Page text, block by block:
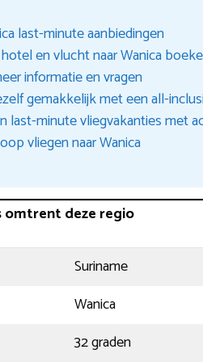
last-minute aanbiedingen
en vlucht naar Wanica
informatie en vragen
gemakkelijk met een all-
last-minute vliegvakanties met
vliegen naar Wanica
omtrent deze regio
Suriname
Wanica
32 graden